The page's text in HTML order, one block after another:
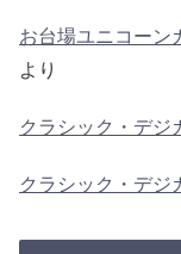
お台場ユニコーン
より
クラシック・デジ
クラシック・デジ